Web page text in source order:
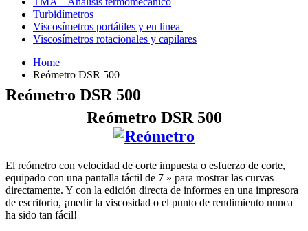
Turbidímetros
Viscosímetros portátiles y en linea
Viscosímetros rotacionales y capilares
Home
Reómetro DSR 500
Reómetro DSR 500
Reómetro DSR 500
El reómetro con velocidad de corte impuesta o esfuerzo de corte,
equipado con una pantalla táctil de 7 » para mostrar las curvas
directamente. Y con la edición directa de informes en una impresora
de escritorio, ¡medir la viscosidad o el punto de rendimiento nunca
ha sido tan fácil!